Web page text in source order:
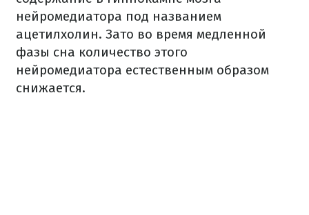
нейромедиатора под названием
ацетилхолин. Зато во время медленной
фазы сна количество этого
нейромедиатора естественным образом
снижается.